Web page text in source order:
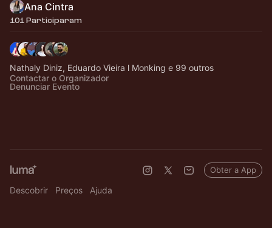
Ana Cintra
101 Participaram
Nathaly Diniz, Eduardo Vieira l Monking e 99 outros
Contactar o Organizador
Denunciar Evento
Descobrir Preços Ajuda
Obter a App